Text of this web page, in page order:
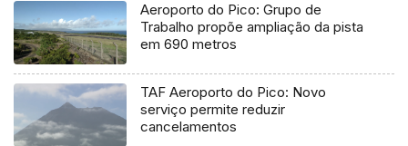
Aeroporto do Pico: Grupo de
Trabalho propõe ampliação da pista
em 690 metros
TAF Aeroporto do Pico: Novo
serviço permite reduzir
cancelamentos